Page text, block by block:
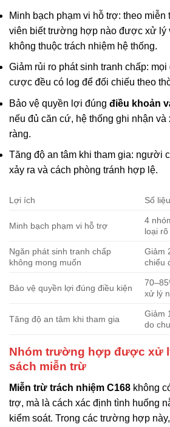
Minh bạch phạm vi hỗ trợ: theo miễn
viên biết trường hợp nào được xử lý
không thuộc trách nhiệm hệ thống.
Giảm rủi ro phát sinh tranh chấp:
cược đều có log để đối chiếu theo
Bảo vệ quyền lợi đúng điều khoản
nếu đủ căn cứ, hệ thống ghi nhận
ràng.
Tăng độ an tâm khi tham gia: người
xảy ra và cách phòng tránh hợp lệ.
Lợi ích Số
Minh bạch phạm vi hỗ trợ
4
loại
Ngăn phát sinh tranh chấp
không mong muốn
Giảm
chiếu
Bảo vệ quyền lợi đúng điều kiện
xử lý
Tăng độ an tâm khi tham gia
Giảm
do
Nhóm trường hợp được xử
sách miễn trừ
Miễn trừ trách nhiệm C168 không
trợ, mà là cách xác định tình huống
kiểm soát. Trong các trường hợp